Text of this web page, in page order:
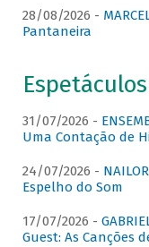
28/08/2026 -
Pantaneira
31/07/2026 -
Uma Contação de
24/07/2026 -
Espelho do Som
17/07/2026 -
Guest: As Canções